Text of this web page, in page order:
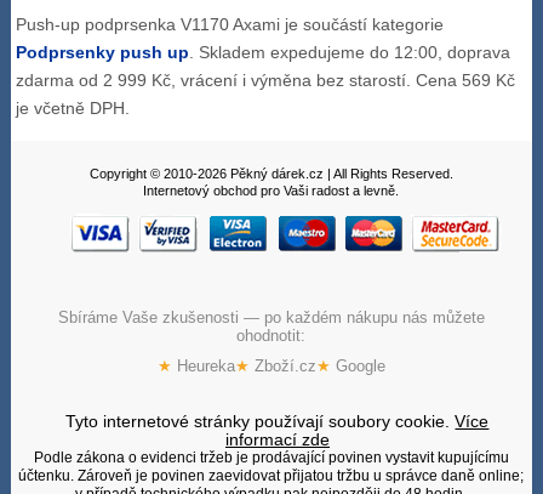
Push-up podprsenka V1170 Axami je součástí kategorie
Podprsenky push up . Skladem expedujeme do 12:00, doprava
zdarma od 2 999 Kč, vrácení i výměna bez starostí. Cena 569 Kč
je včetně DPH.
Copyright © 2010-2026 Pěkný dárek.cz | All Rights Reserved.
Internetový obchod pro Vaši radost a levně.
Sbíráme Vaše zkušenosti — po každém nákupu nás můžete
ohodnotit:
★ Heureka★ Zboží.cz★ Google
Tyto internetové stránky používají soubory cookie.Více
informací zde
Podle zákona o evidenci tržeb je prodávající povinen vystavit kupujícímu
účtenku. Zároveň je povinen zaevidovat přijatou tržbu u správce daně online;